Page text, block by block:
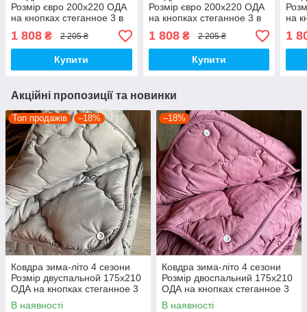
Розмір євро 200х220 ОДА
на кнопках стеганное 3 в
1, висока якість
1 808 ₴ 2 205 ₴
Купити
Розмір євро 200х220 ОДА
на кнопках стеганное 3 в
1, висока якість
1 808₴ 2 205 ₴
Купити
на
1,
1
Акційні пропозиції та новинки
Топ продажів –18%
Ковдра зима-літо 4 сезони
Розмір двуспальной 175х210
ОДА на кнопках стеганное 3
в 1, Колір - Сірий
В наявності
–18%
Ковдра зима-літо 4 сезони
Розмір двоспальний 175x210
ОДА на кнопках стеганное 3
в 1, висока якість
В наявності